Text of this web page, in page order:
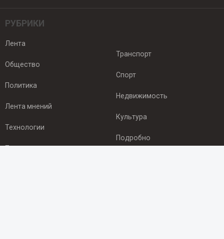
РУБРИКИ
Лента
Общество
Политика
Лента мнений
Технологии
Происшествия
Транспорт
Спорт
Недвижимость
Культура
Подробно